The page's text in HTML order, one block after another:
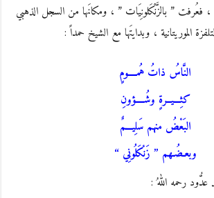
، فعُرفت ” بالزَّنْكَلونِيَات ” ، ومكانَها من السجل الذهبي
الموريتانية ، وبدايتَها مع الشيخ حمداً :
النَّاسُ ذاتُ هُمــــومٍ
كثِـــيــرةٍ وشُــــؤونِ
البَعْضُ منهم سَلِيـــمٌ
وبعـضُـهم ” زَنْكَلُونِي “
عدُّود رحمه اللهُ :